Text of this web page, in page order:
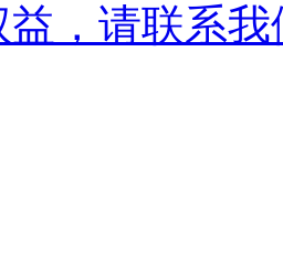
，请联系